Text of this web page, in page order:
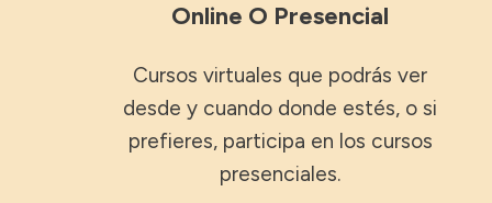
Online O Presencial
Cursos virtuales que podrás ver
desde y cuando donde estés, o si
prefieres, participa en los cursos
presenciales.